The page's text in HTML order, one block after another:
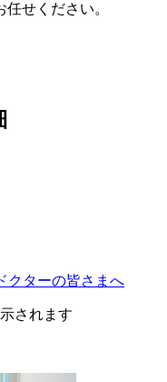
せください。
クターの皆さまへ
されます